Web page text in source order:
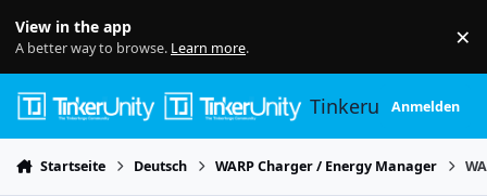
View in the app
A better way to browse. Learn more. ×
TinkerunityAnmelden
Startseite Deutsch WARP Charger / Energy Manager